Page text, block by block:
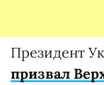
Президент
призвал